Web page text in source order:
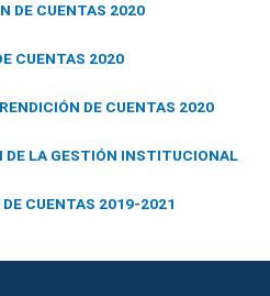
DE CUENTAS 2020
CUENTAS 2020
DE CUENTAS 2020
DE LA GESTIÓN INSTITUCIONAL
CUENTAS 2019-2021